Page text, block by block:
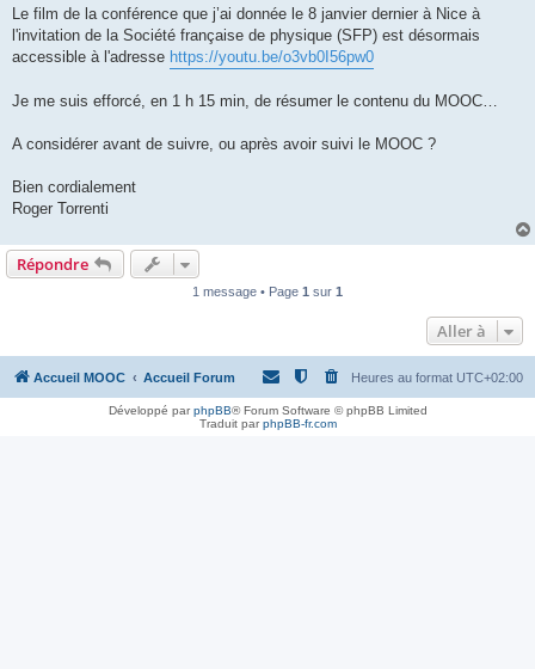
g
Le film de la conférence que j’ai donnée le 8 janvier dernier à Nice à
l'invitation de la Société française de physique (SFP) est désormais
accessible à l'adresse https://youtu.be/o3vb0I56pw0
Je me suis efforcé, en 1 h 15 min, de résumer le contenu du MOOC…
A considérer avant de suivre, ou après avoir suivi le MOOC ?
Bien cordialement
Roger Torrenti
Répondre
1 message • Page 1 sur 1
Aller à
Accueil MOOC Accueil Forum Heures au format UTC+02:00
Développé parphpBB® Forum Software © phpBB Limited
Traduit parphpBB-fr.com